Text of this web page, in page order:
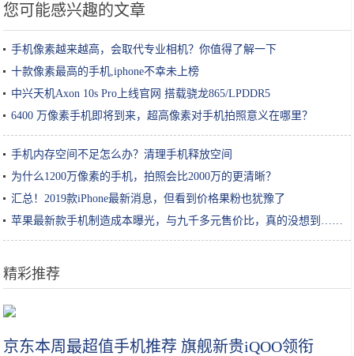
您可能感兴趣的文章
手机像素越来越高，会取代专业相机？你值得了解一下
十款像素最高的手机,iphone不幸未上榜
中兴天机Axon 10s Pro上线官网 搭载骁龙865/LPDDR5
6400 万像素手机即将到来，超高像素对手机拍照意义在哪里？
手机内存空间不足怎么办？清理手机释放空间
为什么1200万像素的手机，拍照会比2000万的更清晰？
汇总！2019款iPhone最新消息，但看到价格果粉也犹豫了
苹果最新款手机制造成本曝光，与九千多元售价比，真的没想到……
精彩推荐
京东本周最超值手机推荐 旗舰新贵iQOO领衔